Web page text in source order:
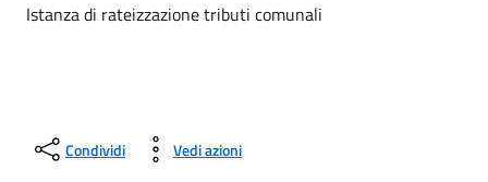
Istanza di rateizzazione tributi comunali
Condividi Vedi azioni